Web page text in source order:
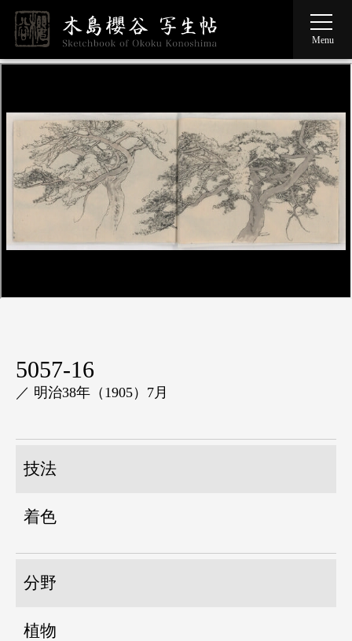
5057-16
／ 明治38年（1905）7月
技法
着色
分野
植物